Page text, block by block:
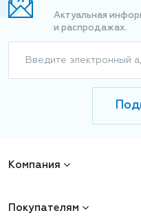
Актуальная
и распродажах.
Введите электронный
Компания
Покупателям